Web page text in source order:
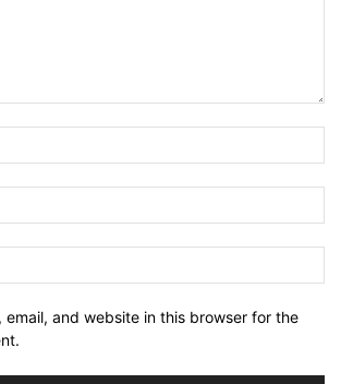
email, and website in this browser for the